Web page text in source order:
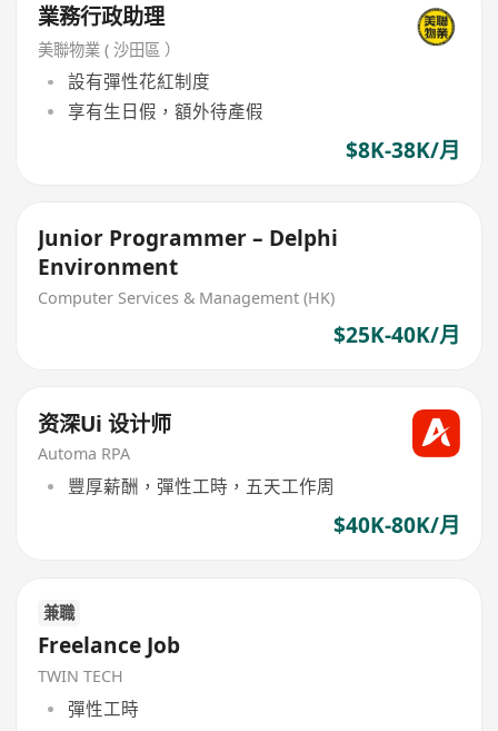
業務行政助理
美聯物業 ( 沙田區 ）
設有彈性花紅制度
享有生日假，額外待產假
$8K-38K/月
Junior Programmer – Delphi
Environment
Computer Services & Management (HK)
$25K-40K/月
资深Ui 设计师
Automa RPA
豐厚薪酬，彈性工時，五天工作周
$40K-80K/月
兼職
Freelance Job
TWIN TECH
彈性工時